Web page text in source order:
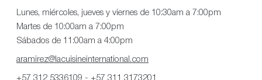
Lunes, miércoles, jueves y viernes de 10:30am a 7:00pm
Martes de 10:00am a 7:00pm
Sábados de 11:00am a 4:00pm
aramirez@lacuisineinternational.com
+57 312 5336109 - +57 311 3173201